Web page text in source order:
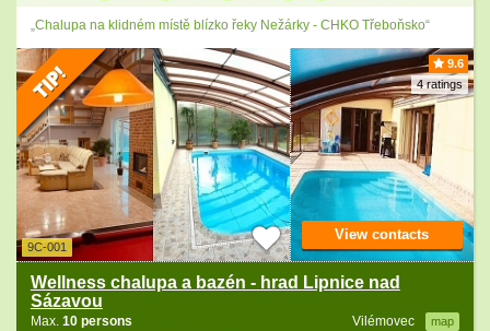
„Chalupa na klidném místě blízko řeky Nežárky - CHKO Třeboňsko“
9.6
4 ratings
9C-001
Wellness chalupa a bazén - hrad Lipnice nad
Sázavou
Vilémovec map
Max. 10 persons
View contacts